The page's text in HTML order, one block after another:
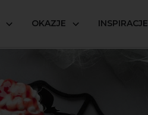
OKAZJE INSPIRACJE
Babeczki malinowe mózgi